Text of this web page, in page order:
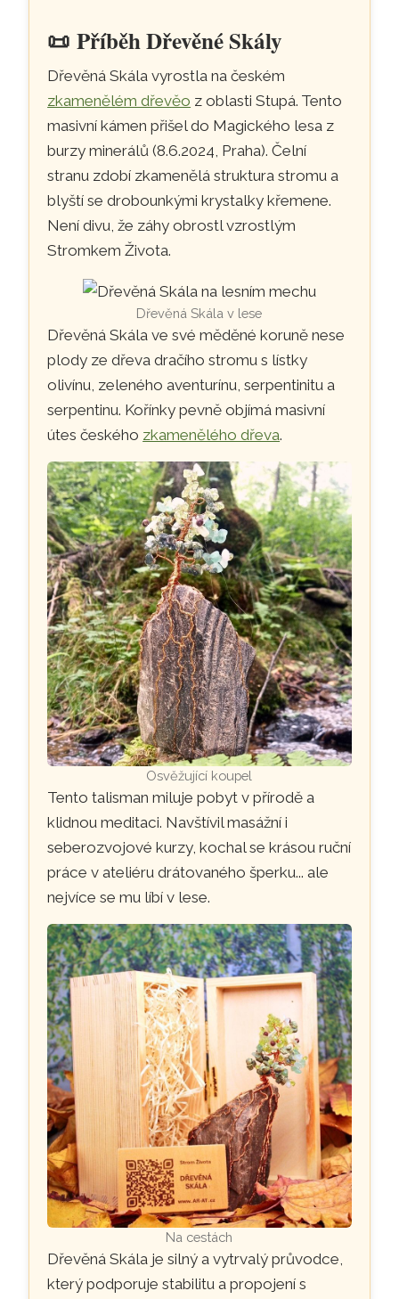
📜Příběh Dřevěné Skály
Dřevěná Skála vyrostla na českém
zkamenělém dřevěo z oblasti Stupá. Tento
masivní kámen přišel do Magického lesa z
burzy minerálů (8.6.2024, Praha). Čelní
stranu zdobí zkamenělá struktura stromu a
blyští se drobounkými krystalky křemene.
Není divu, že záhy obrostl vzrostlým
Stromkem Života.
Dřevěná Skála v lese
Dřevěná Skála ve své měděné koruně nese
plody ze dřeva dračího stromu s lístky
olivínu, zeleného aventurínu, serpentinitu a
serpentinu. Kořínky pevně objímá masivní
útes českého zkamenělého dřeva.
Osvěžující koupel
Tento talisman miluje pobyt v přírodě a
klidnou meditaci. Navštívil masážní i
seberozvojové kurzy, kochal se krásou ruční
práce v ateliéru drátovaného šperku... ale
nejvíce se mu líbí v lese.
Na cestách
Dřevěná Skála je silný a vytrvalý průvodce,
který podporuje stabilitu a propojení s